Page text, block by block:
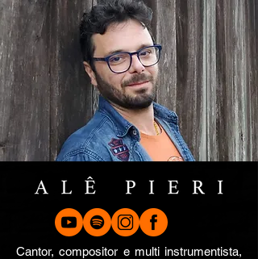
Cantor, compositor e multi instrumentista,